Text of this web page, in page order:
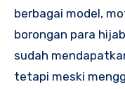
berbagai model,
borongan para
sudah
tetapi meski